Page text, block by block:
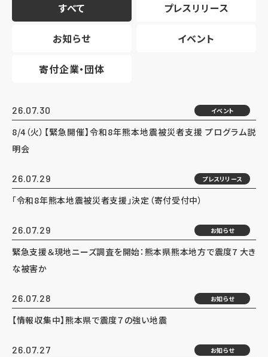
すべて プレスリリース
お知らせ イベント
寄付企業・団体
26.07.30 イベント
8/4（火）【緊急開催】令和8年熊本地震被災者支援 プログラム説
明会
26.07.29 プレスリリース
「令和8年熊本地震被災者支援」決定（寄付受付中）
26.07.29 お知らせ
緊急支援＆現地ニーズ調査を開始：熊本県熊本地方で震度7 大き
な被害か
26.07.28 お知らせ
【情報収集中】熊本県で震度７の強い地震
26.07.27 お知らせ